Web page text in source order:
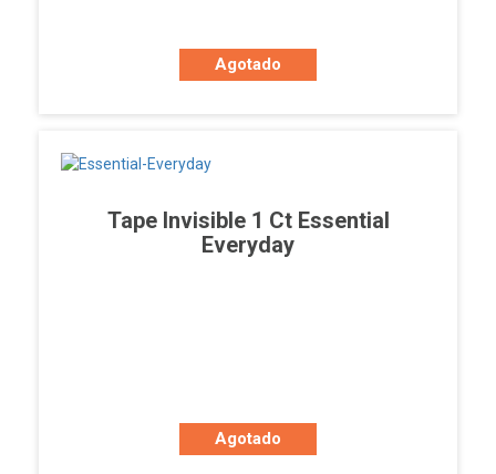
Agotado
Tape Invisible 1 Ct Essential
Everyday
Agotado